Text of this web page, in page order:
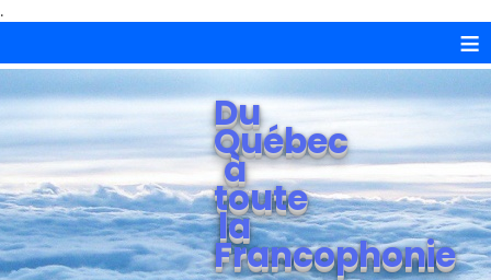
.
≡
Du
Québec
à
toute
la
Francophonie